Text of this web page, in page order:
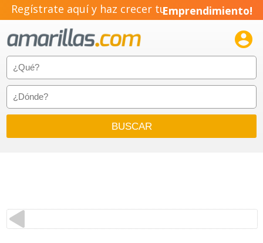
Regístrate aquí y haz crecer tuEmprendimiento!
